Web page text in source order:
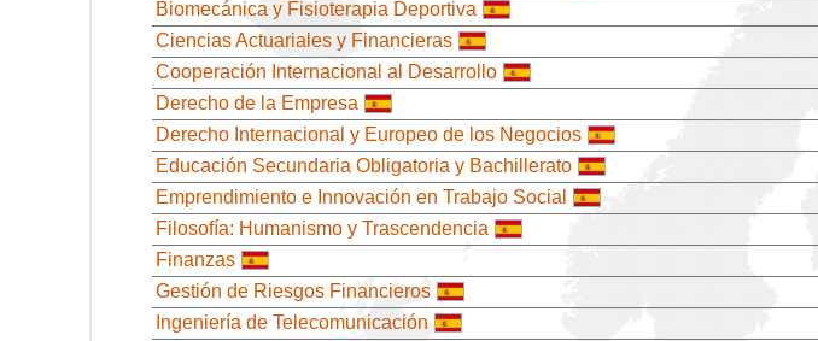
Biomecánica y Fisioterapia Deportiva
Ciencias Actuariales y Financieras
Cooperación Internacional al Desarrollo
Derecho de la Empresa
Derecho Internacional y Europeo de los Negocios
Educación Secundaria Obligatoria y Bachillerato
Emprendimiento e Innovación en Trabajo Social
Filosofía: Humanismo y Trascendencia
Finanzas
Gestión de Riesgos Financieros
Ingeniería de Telecomunicación